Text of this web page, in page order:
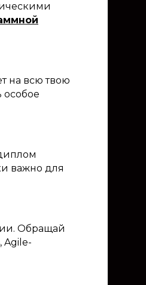
на всю твою
особое
важно для
Обращай
Agile-